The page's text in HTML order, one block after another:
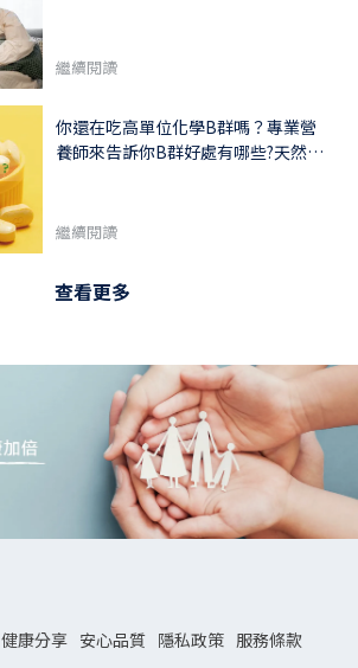
繼續閱讀
你還在吃高單位化學B群嗎？專業營
養師來告訴你B群好處有哪些?天然和
繼續閱讀
查看更多
健康分享 安心品質 隱私政策 服務條款